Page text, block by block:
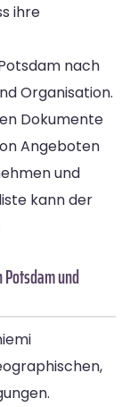
ihre
nach
Organisation.
Dokumente
Angeboten
und
kann der
und